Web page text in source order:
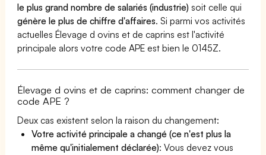
le plus grand nombre de salariés (industrie) soit celle qui
génère le plus de chiffre d'affaires. Si parmi vos activités
actuelles Élevage d ovins et de caprins est l'activité
principale alors votre code APE est bien le 0145Z.
Élevage d ovins et de caprins: comment changer de
code APE ?
Deux cas existent selon la raison du changement:
Votre activité principale a changé (ce n'est plus la
même qu'initialement déclarée): Vous devez vous